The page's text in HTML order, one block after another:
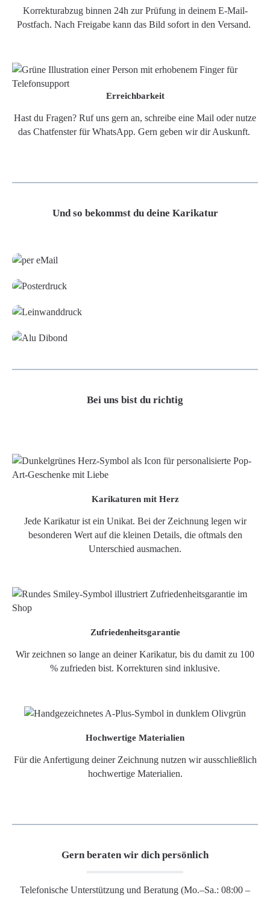
Korrekturabzug binnen 24h zur Prüfung in deinem E-Mail-
Postfach. Nach Freigabe kann das Bild sofort in den Versand.
Erreichbarkeit
Hast du Fragen? Ruf uns gern an, schreibe eine Mail oder nutze
das Chatfenster für WhatsApp. Gern geben wir dir Auskunft.
Und so bekommst du deine Karikatur
Bei uns bist du richtig
Karikaturen mit Herz
Jede Karikatur ist ein Unikat. Bei der Zeichnung legen wir
besonderen Wert auf die kleinen Details, die oftmals den
Unterschied ausmachen.
Zufriedenheitsgarantie
Wir zeichnen so lange an deiner Karikatur, bis du damit zu 100
% zufrieden bist. Korrekturen sind inklusive.
Hochwertige Materialien
Für die Anfertigung deiner Zeichnung nutzen wir ausschließlich
hochwertige Materialien.
Gern beraten wir dich persönlich
Telefonische Unterstützung und Beratung (Mo.–Sa.: 08:00 –